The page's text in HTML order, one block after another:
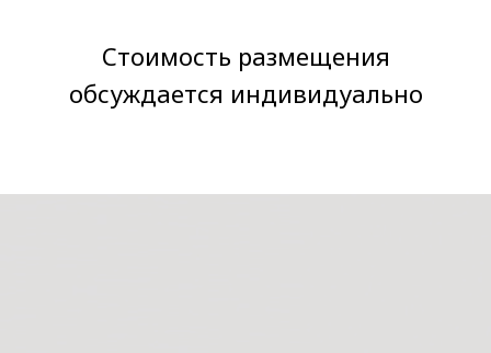
Стоимость размещения
обсуждается индивидуально